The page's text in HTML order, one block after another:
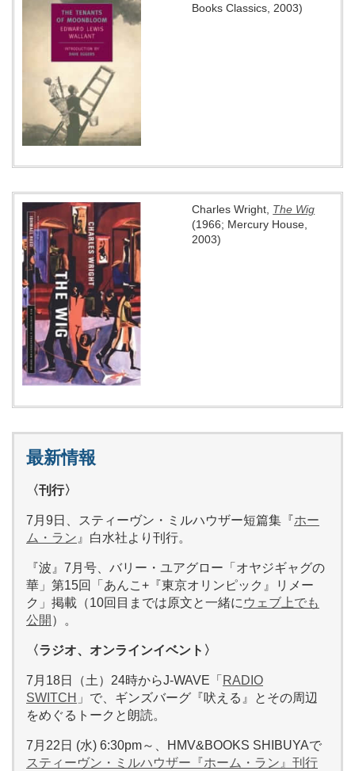
Books Classics, 2003)
Charles Wright, The Wig
(1966; Mercury House,
2003)
最新情報
〈刊行〉
7月9日、スティーヴン・ミルハウザー短篇集『ホー
ム・ラン 』白水社より刊行。
『波』7月号、バリー・ユアグロー「オヤジギャグの
華」第15回「あんこ+『東京オリンピック』リメー
ク」掲載（10回目までは原文と一緒に ウェブ上でも
公開 ）。
〈ラジオ、オンラインイベント〉
7月18日（土）24時からJ-WAVE「 RADIO
SWITCH 」で、ギンズバーグ『吠える』とその周辺
をめぐるトークと朗読。
7月22日 (水) 6:30pm～、HMV&BOOKS SHIBUYAで
スティーヴン・ミルハウザー『ホーム・ラン』刊行